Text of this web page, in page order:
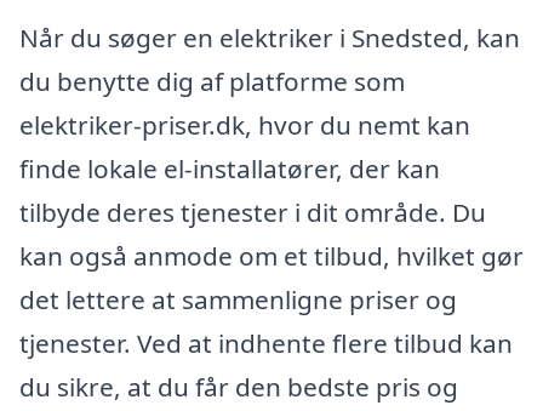
Når du søger en elektriker i Snedsted, kan
du benytte dig af platforme som
elektriker-priser.dk, hvor du nemt kan
finde lokale el-installatører, der kan
tilbyde deres tjenester i dit område. Du
kan også anmode om et tilbud, hvilket gør
det lettere at sammenligne priser og
tjenester. Ved at indhente flere tilbud kan
du sikre, at du får den bedste pris og